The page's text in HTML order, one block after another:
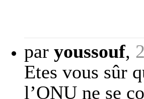
par youssouf,
Etes vous sûr
l’ONU ne se